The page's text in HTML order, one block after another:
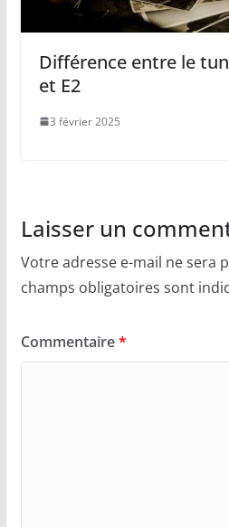
Différence entre le
et E2
3 février 2025
Laisser un
Votre adresse e-mail ne sera
champs obligatoires sont
Commentaire*